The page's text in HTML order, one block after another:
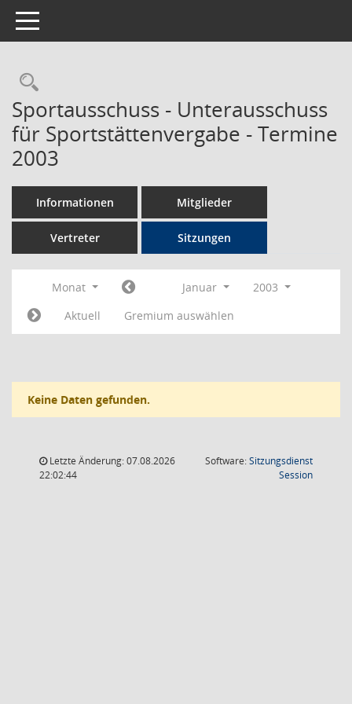
Toggle navigation
Rechercheauswahl
Sportausschuss - Unterausschuss
für Sportstättenvergabe - Termine
2003
Informationen Mitglieder
Vertreter Sitzungen
Monat Januar
2003
Aktuell
Gremium auswählen
Keine Daten gefunden.
Letzte Änderung: 07.08.2026
22:02:44
Software:Sitzungsdienst
Session(Wird in